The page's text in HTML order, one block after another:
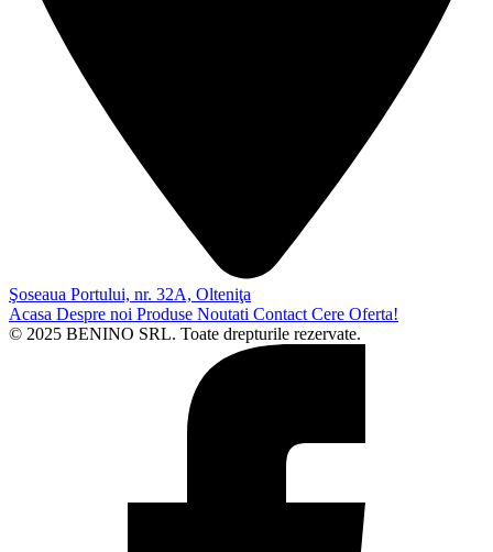
Şoseaua Portului, nr. 32A, Olteniţa
Acasa Despre noi Produse Noutati Contact Cere Oferta!
© 2025 BENINO SRL. Toate drepturile rezervate.